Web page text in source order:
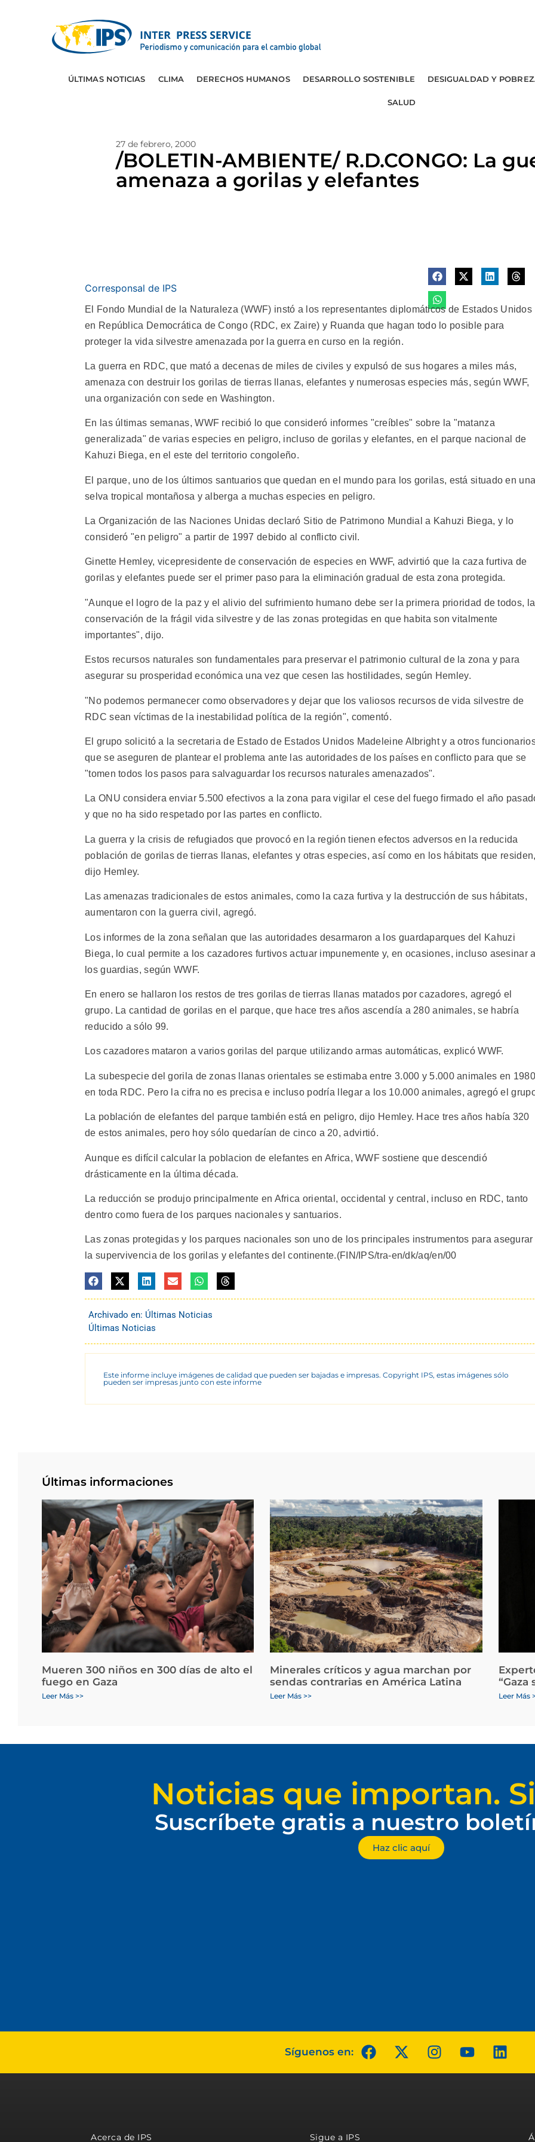
ÚLTIMAS NOTICIAS CLIMA DERECHOS HUMANOS DESARROLLO SOSTENIBLE DESIGUALDAD Y
SALUD
27 de febrero, 2000
/BOLETIN-AMBIENTE/ R.D.CONGO: La
amenaza a gorilas y elefantes
Corresponsal de IPS
El Fondo Mundial de la Naturaleza (WWF) instó a los representantes diplomáticos de Estados Unidos
en República Democrática de Congo (RDC, ex Zaire) y Ruanda que hagan todo lo posible para
proteger la vida silvestre amenazada por la guerra en curso en la región.
La guerra en RDC, que mató a decenas de miles de civiles y expulsó de sus hogares a miles más,
amenaza con destruir los gorilas de tierras llanas, elefantes y numerosas especies más, según WWF,
una organización con sede en Washington.
En las últimas semanas, WWF recibió lo que consideró informes "creíbles" sobre la "matanza
generalizada" de varias especies en peligro, incluso de gorilas y elefantes, en el parque nacional de
Kahuzi Biega, en el este del territorio congoleño.
El parque, uno de los últimos santuarios que quedan en el mundo para los gorilas, está situado en
selva tropical montañosa y alberga a muchas especies en peligro.
La Organización de las Naciones Unidas declaró Sitio de Patrimono Mundial a Kahuzi Biega, y lo
consideró "en peligro" a partir de 1997 debido al conflicto civil.
Ginette Hemley, vicepresidente de conservación de especies en WWF, advirtió que la caza furtiva de
gorilas y elefantes puede ser el primer paso para la eliminación gradual de esta zona protegida.
"Aunque el logro de la paz y el alivio del sufrimiento humano debe ser la primera prioridad de todos, la
conservación de la frágil vida silvestre y de las zonas protegidas en que habita son vitalmente
importantes", dijo.
Estos recursos naturales son fundamentales para preservar el patrimonio cultural de la zona y para
asegurar su prosperidad económica una vez que cesen las hostilidades, según Hemley.
"No podemos permanecer como observadores y dejar que los valiosos recursos de vida silvestre de
RDC sean víctimas de la inestabilidad política de la región", comentó.
El grupo solicitó a la secretaria de Estado de Estados Unidos Madeleine Albright y a otros
que se aseguren de plantear el problema ante las autoridades de los países en conflicto para que se
"tomen todos los pasos para salvaguardar los recursos naturales amenazados".
La ONU considera enviar 5.500 efectivos a la zona para vigilar el cese del fuego firmado el año
y que no ha sido respetado por las partes en conflicto.
La guerra y la crisis de refugiados que provocó en la región tienen efectos adversos en la reducida
población de gorilas de tierras llanas, elefantes y otras especies, así como en los hábitats que
dijo Hemley.
Las amenazas tradicionales de estos animales, como la caza furtiva y la destrucción de sus hábitats,
aumentaron con la guerra civil, agregó.
Los informes de la zona señalan que las autoridades desarmaron a los guardaparques del Kahuzi
Biega, lo cual permite a los cazadores furtivos actuar impunemente y, en ocasiones, incluso asesinar
los guardias, según WWF.
En enero se hallaron los restos de tres gorilas de tierras llanas matados por cazadores, agregó el
grupo. La cantidad de gorilas en el parque, que hace tres años ascendía a 280 animales, se habría
reducido a sólo 99.
Los cazadores mataron a varios gorilas del parque utilizando armas automáticas, explicó WWF.
La subespecie del gorila de zonas llanas orientales se estimaba entre 3.000 y 5.000 animales en 1980
en toda RDC. Pero la cifra no es precisa e incluso podría llegar a los 10.000 animales, agregó el
La población de elefantes del parque también está en peligro, dijo Hemley. Hace tres años había 320
de estos animales, pero hoy sólo quedarían de cinco a 20, advirtió.
Aunque es difícil calcular la poblacion de elefantes en Africa, WWF sostiene que descendió
drásticamente en la última década.
La reducción se produjo principalmente en Africa oriental, occidental y central, incluso en RDC, tanto
dentro como fuera de los parques nacionales y santuarios.
Las zonas protegidas y los parques nacionales son uno de los principales instrumentos para asegurar
la supervivencia de los gorilas y elefantes del continente.(FIN/IPS/tra-en/dk/aq/en/00
Archivado en: Últimas Noticias
Últimas Noticias
Este informe incluye imágenes de calidad que pueden ser bajadas e impresas. Copyright IPS, estas imágenes sólo
pueden ser impresas junto con este informe
Últimas informaciones
Mueren 300 niños en 300 días de alto el
fuego en Gaza
Leer Más >>
Minerales críticos y agua marchan por
sendas contrarias en América Latina
Leer Más >>
“Gaza
Leer Más
Noticias que importan.
Suscríbete gratis a nuestro
Haz clic aquí
Síguenos en:
Acerca de IPS Sigue a IPS